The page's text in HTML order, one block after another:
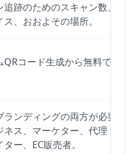
跡のためのスキャン数、
、おおよその場所。
コード生成から無料で開
ンディングの両方が必要
ネス、マーケター、代理
ー、EC販売者。